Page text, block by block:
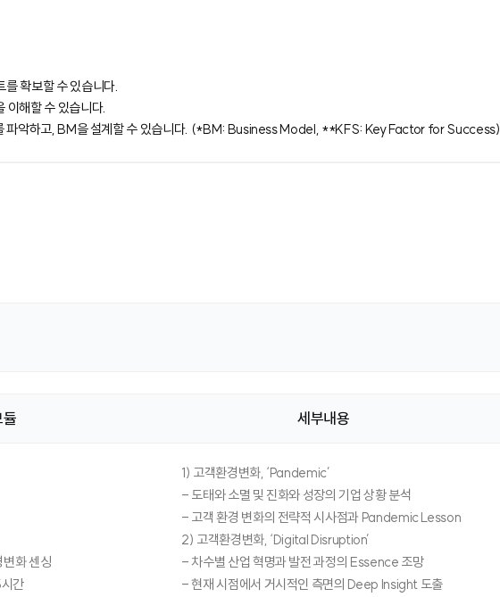
를 확보할 수 있습니다.
이해할 수 있습니다.
파악하고, BM을 설계할 수 있습니다. (*BM: Business Model, **KFS: Key Factor for Success)
듈 세부내용
변화 센싱
간
1) 고객환경변화, ‘Pandemic’
- 도태와 소멸 및 진화와 성장의 기업 상황 분석
- 고객 환경 변화의 전략적 시사점과 Pandemic Lesson
2) 고객환경변화, ‘Digital Disruption’
- 차수별 산업 혁명과 발전 과정의 Essence 조망
- 현재 시점에서 거시적인 측면의 Deep Insight 도출